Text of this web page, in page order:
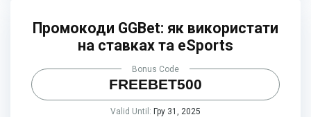
Промокоди GGBet: як використати
на ставках та eSports
FREEBET500
Bonus Code
Valid Until: Гру 31, 2025